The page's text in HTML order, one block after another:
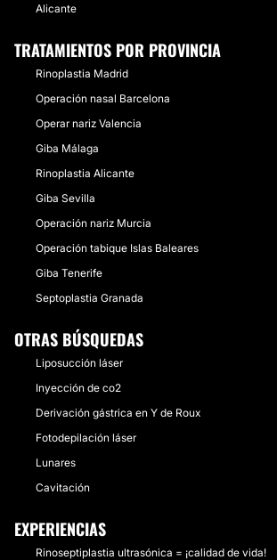
Alicante
TRATAMIENTOS POR PROVINCIA
Rinoplastia Madrid
Operación nasal Barcelona
Operar nariz Valencia
Giba Málaga
Rinoplastia Alicante
Giba Sevilla
Operación nariz Murcia
Operación tabique Islas Baleares
Giba Tenerife
Septoplastia Granada
OTRAS BÚSQUEDAS
Liposucción láser
Inyección de co2
Derivación gástrica en Y de Roux
Fotodepilación láser
Lunares
Cavitación
EXPERIENCIAS
Rinoseptiplastia ultrasónica = ¡calidad de vida!